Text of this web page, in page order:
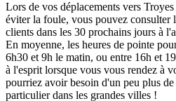
Lors de vos déplacements vers
éviter la foule, vous pouvez consulter
clients dans les 30 prochains jours à
En moyenne, les heures de pointe
6h30 et 9h le matin, ou entre 16h et
à l'esprit lorsque vous vous rendez à
pourriez avoir besoin d'un peu plus
particulier dans les grandes villes !